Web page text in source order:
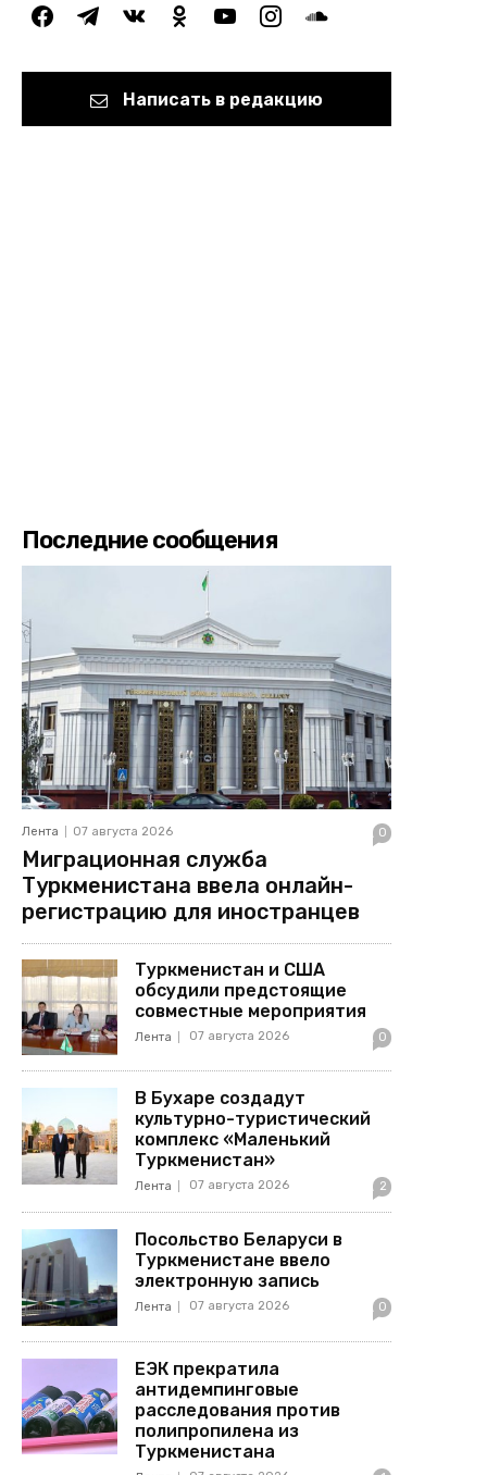
facebooktelegramvkontakteodnoklassniki
youtubeinstagramsoundcloud
Написать в редакцию
Последние сообщения
Лента 07 августа 2026 0
Миграционная служба
Туркменистана ввела онлайн-
регистрацию для иностранцев
Туркменистан и США
обсудили предстоящие
совместные мероприятия
Лента 07 августа 2026 0
В Бухаре создадут
культурно-туристический
комплекс «Маленький
Туркменистан»
Лента 07 августа 2026 2
Посольство Беларуси в
Туркменистане ввело
электронную запись
Лента 07 августа 2026 0
ЕЭК прекратила
антидемпинговые
расследования против
полипропилена из
Туркменистана